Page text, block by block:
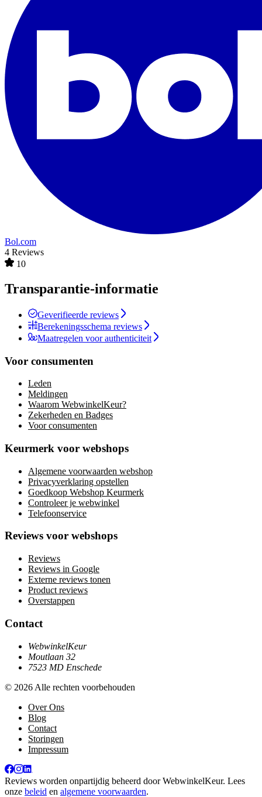
Bol.com
4 Reviews
10
Transparantie-informatie
Geverifieerde reviews
Berekeningsschema reviews
Maatregelen voor authenticiteit
Voor consumenten
Leden
Meldingen
Waarom WebwinkelKeur?
Zekerheden en Badges
Voor consumenten
Keurmerk voor webshops
Algemene voorwaarden webshop
Privacyverklaring opstellen
Goedkoop Webshop Keurmerk
Controleer je webwinkel
Telefoonservice
Reviews voor webshops
Reviews
Reviews in Google
Externe reviews tonen
Product reviews
Overstappen
Contact
WebwinkelKeur
Moutlaan 32
7523 MD Enschede
© 2026 Alle rechten voorbehouden
Over Ons
Blog
Contact
Storingen
Impressum
Reviews worden onpartijdig beheerd doorWebwinkelKeur. Lees
onze beleid en algemene voorwaarden.